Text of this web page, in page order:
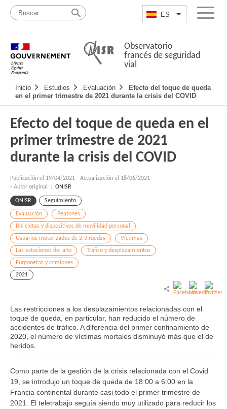
Pasar
contenido
Mapa
web
ES List additional
Menu
Observatorio
francés de seguridad
vial
Navigation
principale
Inicio Estudios Evaluación
Efecto del toque de queda
en el primer trimestre de 2021 durante la crisis del COVID
Efecto del toque de queda en el
primer trimestre de 2021
durante la crisis del COVID
Publicación el 19/04/2021 - Actualización el 18/06/2021
- Autor original : ONISR
ONISR Seguimiento
Evaluación
Peatones
Bicicletas y dispositivos de movilidad personal
Usuarios motorizados de 2-3 ruedas
Víctimas
Las estaciones del año
Tráfico y desplazamientos
Furgonetas y camiones
2021
Las restricciones a los desplazamientos relacionadas con el
toque de queda, en particular, han reducido el número de
accidentes de tráfico. A diferencia del primer confinamiento de
2020, el número de víctimas mortales disminuyó más que el de
heridos.
Como parte de la gestión de la crisis relacionada con el Covid
19, se introdujo un toque de queda de 18:00 a 6:00 en la
Francia continental durante casi todo el primer trimestre de
2021. El teletrabajo seguía siendo muy utilizado para reducir los